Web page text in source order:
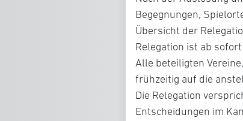
Begegnungen,
Übersicht der
Relegation ist ab
Alle beteiligten
frühzeitig auf die
Die Relegation
Entscheidungen im